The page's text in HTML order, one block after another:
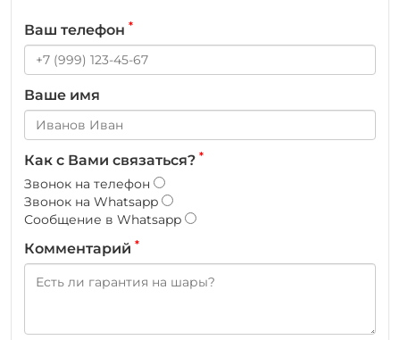
Ваш телефон *
Ваше имя
Как с Вами связаться? *
Звонок на телефон
Звонок на Whatsapp
Сообщение в Whatsapp
Комментарий *